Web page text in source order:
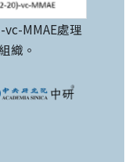
vc-MMAE處理
織。